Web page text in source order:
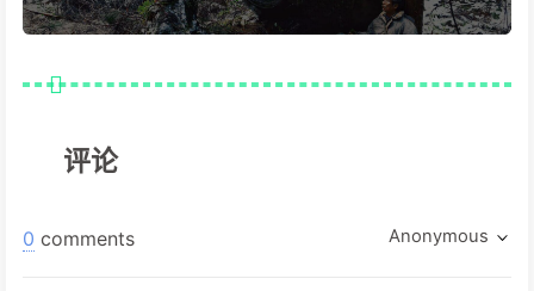
评论
0 comments Anonymous